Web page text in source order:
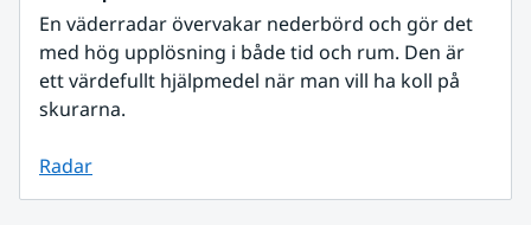
En väderradar övervakar nederbörd och gör det
med hög upplösning i både tid och rum. Den är
ett värdefullt hjälpmedel när man vill ha koll på
skurarna.
Radar